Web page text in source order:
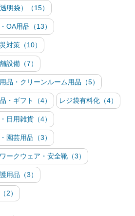
明袋）（15）
OA用品（13）
対策（10）
設備（7）
品・クリーンルーム用品（5）
・ギフト（4） レジ袋有料化（4）
日用雑貨（4）
園芸用品（3）
ークウェア・安全靴（3）
用品（3）
2）